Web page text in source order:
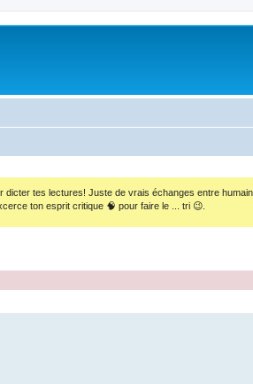
dicter tes lectures! Juste de vrais échanges entre
ton esprit critique 🧠 pour faire le ... tri 😉.